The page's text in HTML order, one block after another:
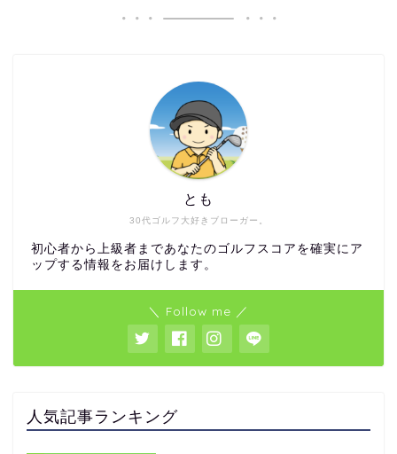
30代ゴルフ大好きブローガー。
とも
初心者から上級者まであなたのゴルフスコアを確実にア
ップする情報をお届けします。
＼ Follow me ／
人気記事ランキング